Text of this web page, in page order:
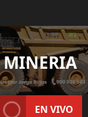
MINERIA
EN VIVO